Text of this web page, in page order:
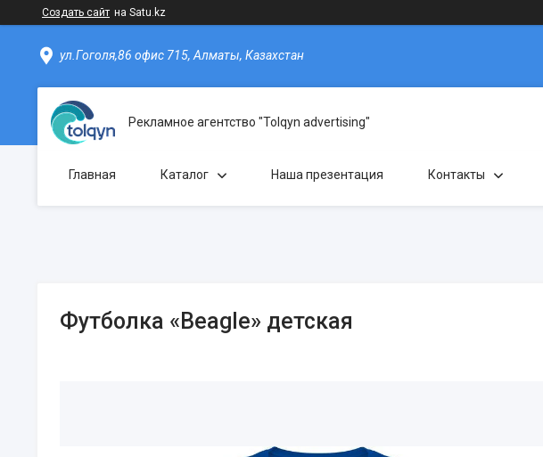
Создать сайт на Satu.kz
ул.Гоголя,86 офис 715, Алматы, Казахстан
Рекламное агентство "Tolqyn advertising"
Главная Каталог Наша презентация Контакты
Футболка «Beagle» детская